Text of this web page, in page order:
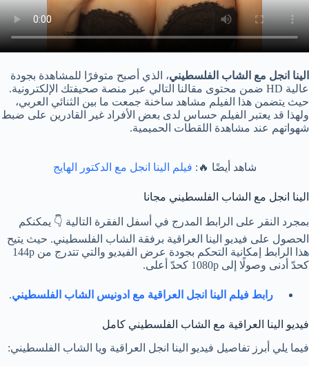
الينا انجل مع الشاب الفلسطيني، الذي أصبح متوفرًا للمشاهدة بجودة
عالية HD ضمن محتوى مقالنا التالي عبر منصة صحيفتك الإلكترونية.
حيث يتضمن هذا الفيلم مشاهد ساخنة جمعت ما بين الثنائي العربي،
ولهذا قد يعتبر الفيلم حساس لدى بعض الأفراد غير القادرين على ضبط
شهواتهم عند مشاهدة اللقطات الحميمية.
شاهد أيضًا 🔥: فيلم الينا انجل مع الدكتور الهايج
الينا انجل مع الشاب الفلسطيني مجانا
بمجرد النقر على الرابط المدرج في أسفل الفقرة التالية 👇 يمكنكم
الحصول على فيديو الينا العراقية برفقة الشاب الفلسطيني. حيث يتيح
هذا الرابط إمكانية التحكم بجودة عرض الفيديو والتي تتدرج من 144p
كحدّ أدنى وصولًا إلى 1080p كحدّ أعلى.
رابط فيلم الينا انجل العراقية مع ادونيس الشاب الفلسطيني.
فيديو الينا العراقية مع الشاب الفلسطيني كامل
فيما يلي أبرز تفاصيل فيديو الينا انجل العراقية ويا الشاب الفلسطيني: